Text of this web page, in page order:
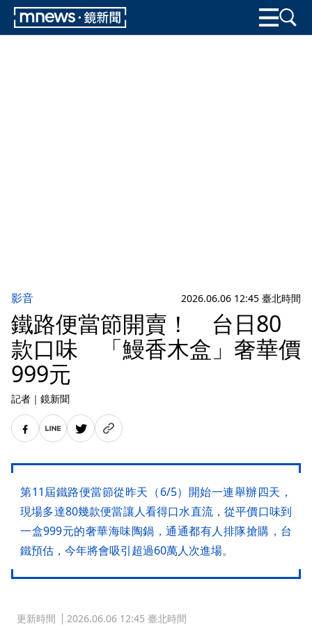
影音 2026.06.06 12:45 臺北時間
鐵路便當節開賣！ 台日80
款口味 「鰻香木盒」奢華價
999元
記者 ｜ 鏡新聞
第11屆鐵路便當節從昨天（6/5）開始一連舉辦四天，
現場多達80幾款便當讓人看得口水直流，從平價口味到
一盒999元的奢華海味陶鍋，通通都有人排隊搶購，台
鐵預估，今年將會吸引超過60萬人次進場。
更新時間 2026.06.06 12:45 臺北時間